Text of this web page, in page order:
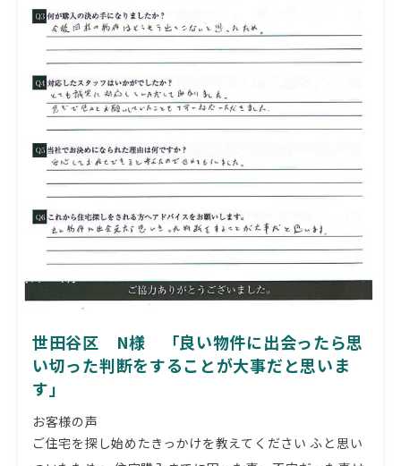
世田谷区 N様 「良い物件に出会ったら思
い切った判断をすることが大事だと思いま
す」
お客様の声
ご住宅を探し始めたきっかけを教えてください ふと思い